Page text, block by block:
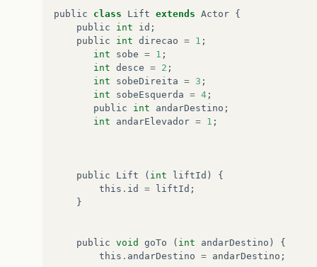
public class Lift extends Actor {
public
int id ;
public
int direcao = 1 ;
int
sobe = 1 ;
int desce = 2 ;
int
sobeDireita = 3 ;
int
sobeEsquerda = 4 ;
public
int andarDestino ;
int
andarElevador = 1 ;
public Lift ( int liftId )
{
this . id = liftId ;
}
public void goTo ( int andarDestino )
{
this . andarDestino = andarDestino ;